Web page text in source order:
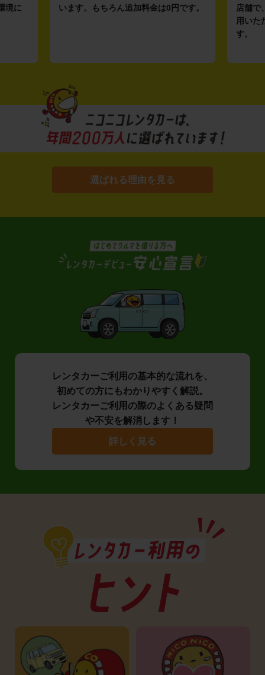
境に
います。もちろん追加料金は0円です。
店舗で
用いた
す。
選ばれる理由を見る
レンタカーご利用の基本的な流れを、
初めての方にもわかりやすく解説。
レンタカーご利用の際のよくある疑問
や不安を解消します！
詳しく見る